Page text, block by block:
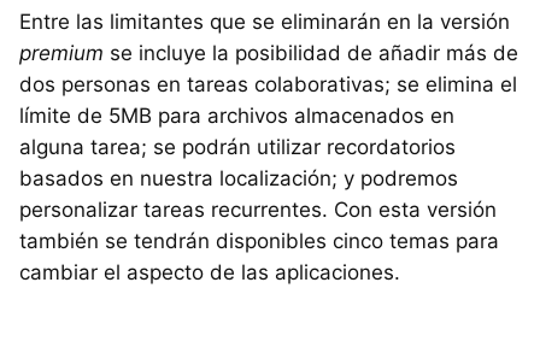
Entre las limitantes que se eliminarán en la versión
premium se incluye la posibilidad de añadir más de
dos personas en tareas colaborativas; se elimina el
límite de 5MB para archivos almacenados en
alguna tarea; se podrán utilizar recordatorios
basados en nuestra localización; y podremos
personalizar tareas recurrentes. Con esta versión
también se tendrán disponibles cinco temas para
cambiar el aspecto de las aplicaciones.